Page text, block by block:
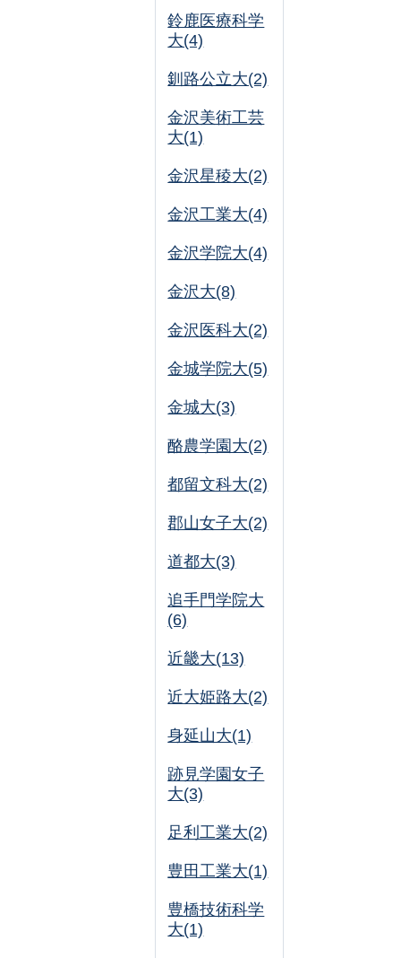
鈴鹿医療科学
大(4)
釧路公立大(2)
金沢美術工芸
大(1)
金沢星稜大(2)
金沢工業大(4)
金沢学院大(4)
金沢大(8)
金沢医科大(2)
金城学院大(5)
金城大(3)
酪農学園大(2)
都留文科大(2)
郡山女子大(2)
道都大(3)
追手門学院大
(6)
近畿大(13)
近大姫路大(2)
身延山大(1)
跡見学園女子
大(3)
足利工業大(2)
豊田工業大(1)
豊橋技術科学
大(1)